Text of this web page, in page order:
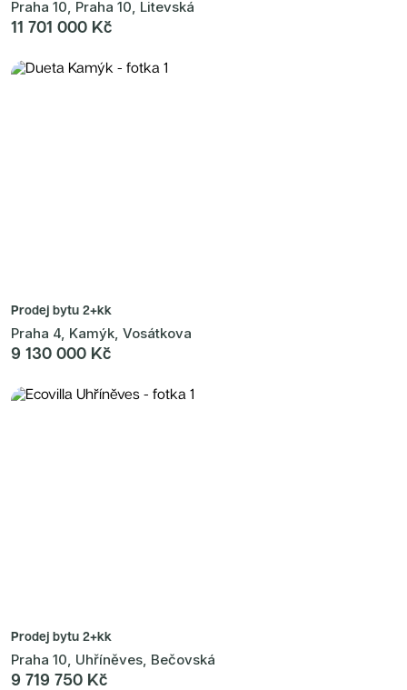
Praha 10, Praha 10, Litevská
11 701 000 Kč
Prodej bytu 2+kk
Praha 4, Kamýk, Vosátkova
9 130 000 Kč
Prodej bytu 2+kk
Praha 10, Uhříněves, Bečovská
9 719 750 Kč